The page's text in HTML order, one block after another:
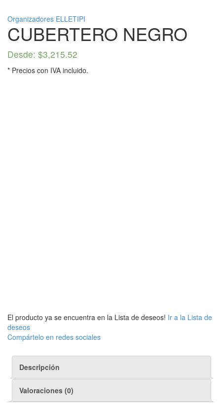
Organizadores ELLETIPI
CUBERTERO NEGRO
Desde: $3,215.52
* Precios con IVA incluido.
El producto ya se encuentra en la Lista de deseos! Ir a la Lista de
deseos
Compártelo en redes sociales
Descripción
Valoraciones (0)